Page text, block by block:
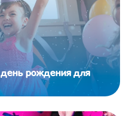
рождения для